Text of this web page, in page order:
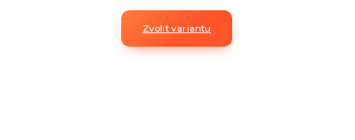
Zvolit variantu